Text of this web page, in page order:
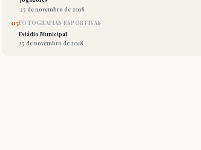
25 de novembro de 2018
05FOTOGRAFIAS ESPORTIVAS
Estádio Municipal
25 de novembro de 2018